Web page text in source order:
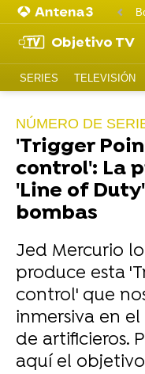
Objetivo TV
SERIES TELEVISIÓN
NÚMERO DE
'Trigger
control': La
'Line of
bombas
Jed Mercurio
produce esta
control' que
inmersiva en
de artificieros.
aquí el